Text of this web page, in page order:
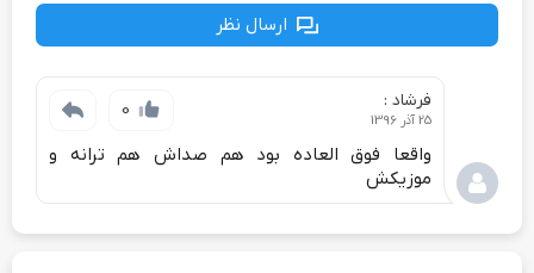
ارسال نظر
فرشاد :
25 آذر 1396
0
واقعا فوق العاده بود هم صداش هم ترانه و
موزیکش